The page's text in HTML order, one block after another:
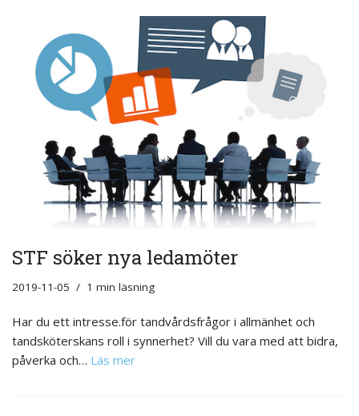
STF söker nya ledamöter
2019-11-05 1 min läsning
Har du ett intresse.för tandvårdsfrågor i allmänhet och
tandsköterskans roll i synnerhet? Vill du vara med att bidra,
påverka och… Läs mer